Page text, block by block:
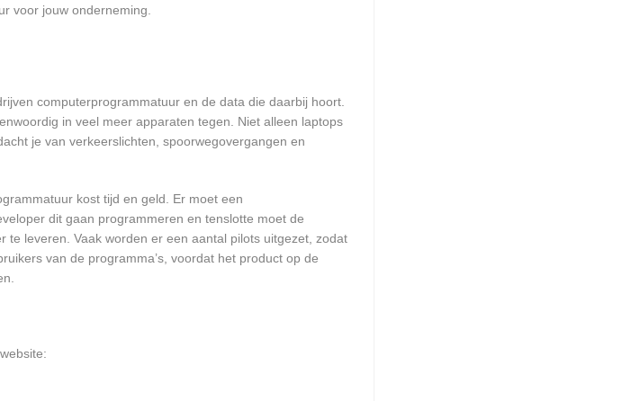
voor jouw onderneming.
computerprogrammatuur en de data die daarbij hoort.
in veel meer apparaten tegen. Niet alleen laptops
je van verkeerslichten, spoorwegovergangen en
kost tijd en geld. Er moet een
dit gaan programmeren en tenslotte moet de
leveren. Vaak worden er een aantal pilots uitgezet, zodat
van de programma’s, voordat het product op de